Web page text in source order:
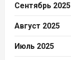
Сентябрь 2025
Август 2025
Июль 2025